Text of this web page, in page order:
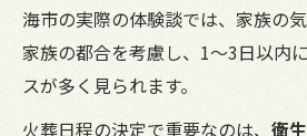
海市の実際の体験談では、家族の
家族の都合を考慮し、1〜3日以内
スが多く見られます。
火葬日程の決定で重要なのは、 衛